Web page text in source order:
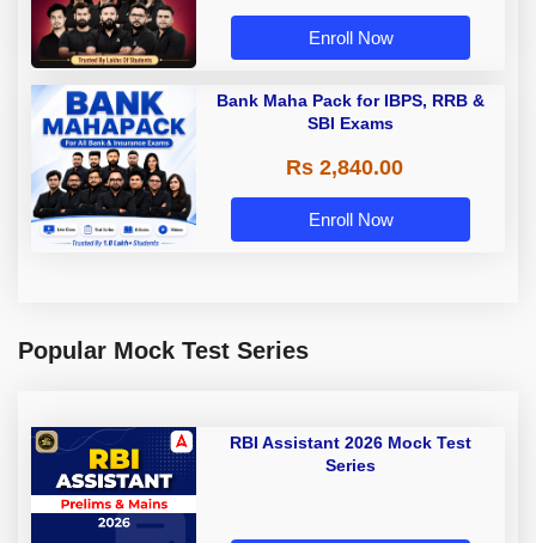
Enroll Now
Bank Maha Pack for IBPS, RRB &
SBI Exams
Rs 2,840.00
Enroll Now
Popular Mock Test Series
RBI Assistant 2026 Mock Test
Series